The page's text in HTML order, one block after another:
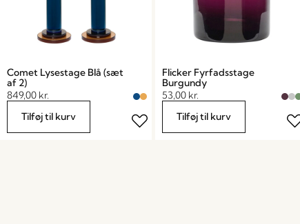
Comet Lysestage Blå (sæt
af 2)
849,00 kr.
Tilføj til kurv
Flicker Fyrfadsstage
Burgundy
53,00 kr.
Tilføj til kurv